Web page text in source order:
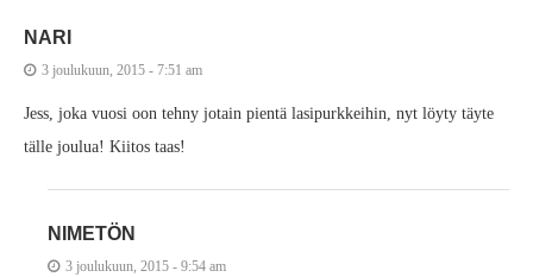
NARI
3 joulukuun, 2015 - 7:51 am
Jess, joka vuosi oon tehny jotain pientä lasipurkkeihin, nyt löyty täyte
tälle joulua! Kiitos taas!
NIMETÖN
3 joulukuun, 2015 - 9:54 am